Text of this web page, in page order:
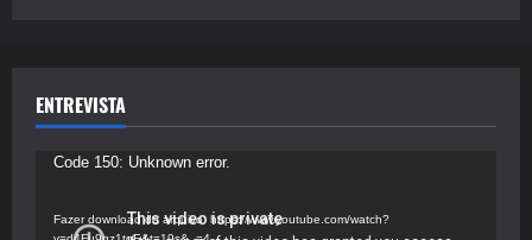
ENTREVISTA
Tocador
vídeo
Code 150: Unknown error.
Fazer download do arquivo: https://www.youtube.com/watch?